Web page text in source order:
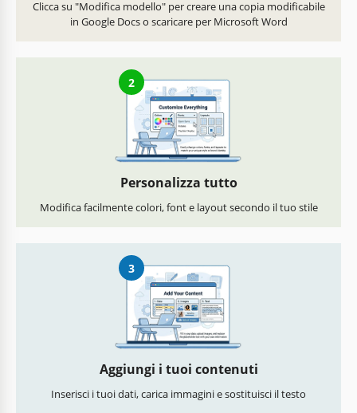
Clicca su "Modifica modello" per creare una copia modificabile
in Google Docs o scaricare per Microsoft Word
2
Personalizza tutto
Modifica facilmente colori, font e layout secondo il tuo stile
3
Aggiungi i tuoi contenuti
Inserisci i tuoi dati, carica immagini e sostituisci il testo